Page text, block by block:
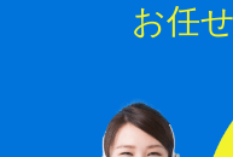
お任